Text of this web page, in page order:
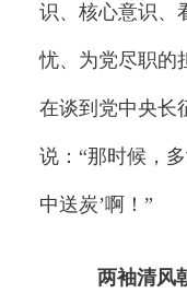
识、核心意识、
忧、为党尽职的
在谈到党中央长
说：“那时候，
中送炭’啊！”
两袖清风